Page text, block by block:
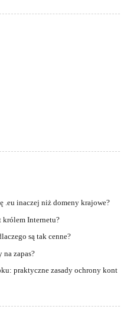
.eu inaczej niż domeny krajowe?
królem Internetu?
są tak cenne?
na zapas?
praktyczne zasady ochrony kont